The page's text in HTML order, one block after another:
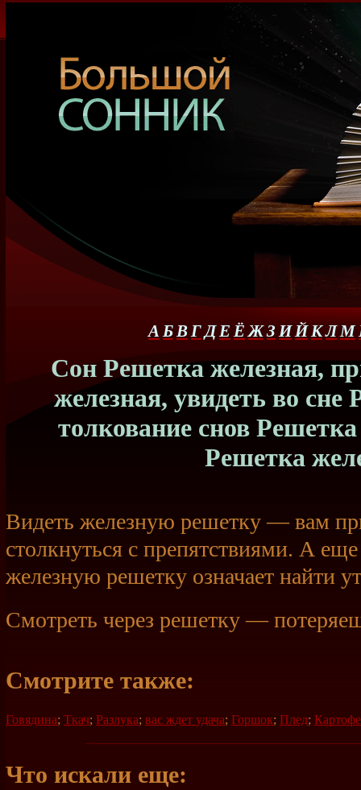
А БВГДЕ Ё ЖЗ ИЙКЛМ
Сон Решетка железная,
железная, увидеть во сне
толкование снов
Решетка
Видеть железную решетку — вам
столкнуться с препятствиями. А
железную решетку означает найти
Смотреть через решетку —
Смотрите также:
Говядина; Ткач; Разлука; вас ждет удача; Горшок; Плед;
Что искали еще: